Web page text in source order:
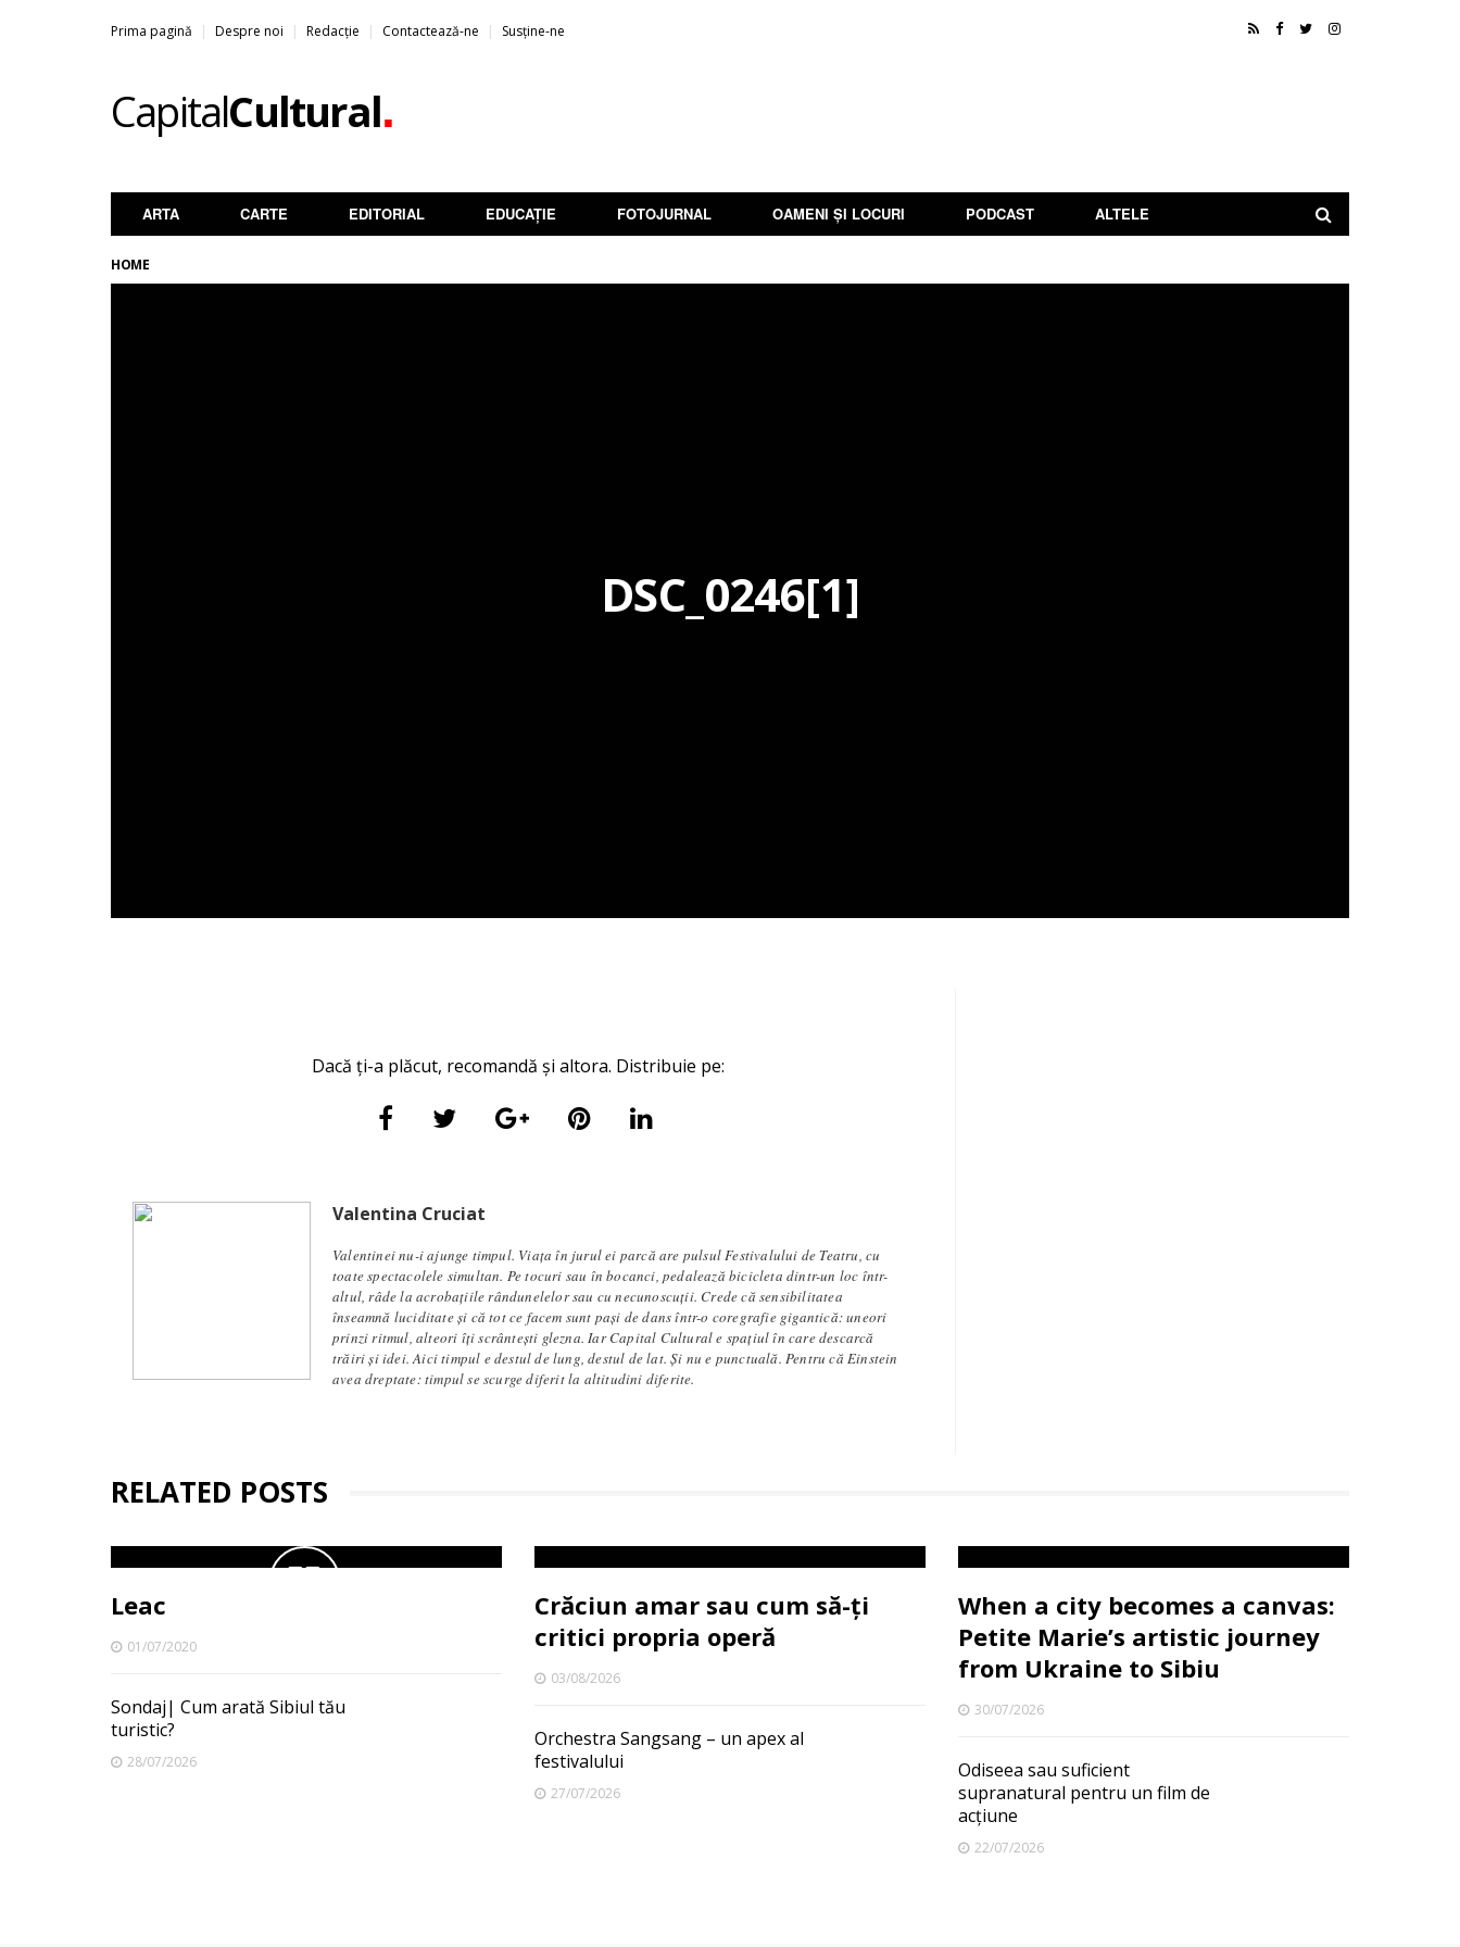
Prima pagină Despre noi Redacție Contactează-ne Susține-ne
CapitalCultural.
ARTA CARTE EDITORIAL EDUCAȚIE FOTOJURNAL OAMENI ȘI LOCURI PODCAST ALTELE
HOME
DSC_0246[1]
Dacă ți-a plăcut, recomandă și altora. Distribuie pe:
Valentina Cruciat
Valentinei nu-i ajunge timpul. Viața în jurul ei parcă are pulsul Festivalului de Teatru, cu
toate spectacolele simultan. Pe tocuri sau în bocanci, pedalează bicicleta dintr-un loc într-
altul, râde la acrobațiile rândunelelor sau cu necunoscuții. Crede că sensibilitatea
înseamnă luciditate și că tot ce facem sunt pași de dans într-o coregrafie gigantică: uneori
prinzi ritmul, alteori îți scrântești glezna. Iar Capital Cultural e spațiul în care descarcă
trăiri și idei. Aici timpul e destul de lung, destul de lat. Și nu e punctuală. Pentru că Einstein
avea dreptate: timpul se scurge diferit la altitudini diferite.
RELATED POSTS
Leac
01/07/2020
Sondaj| Cum arată Sibiul tău
turistic?
28/07/2026
Crăciun amar sau cum să-ți
critici propria operă
03/08/2026
Orchestra Sangsang – un apex al
festivalului
27/07/2026
When a city becomes a canvas:
Petite Marie’s artistic journey
from Ukraine to Sibiu
30/07/2026
Odiseea sau suficient
supranatural pentru un film de
acțiune
22/07/2026